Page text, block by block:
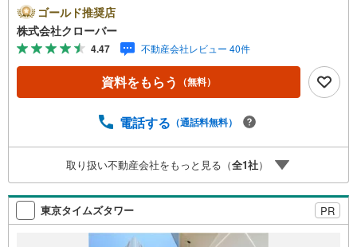
島」駅徒歩2分。山手線・京浜東北線「御徒町」駅徒歩8
分。銀座線「上野広小路」駅徒歩6分と利便性に富んだ立
地。周辺には買い物施設や飲食店があり、生活環境が整っ
ています。1969年12月築SRC造の16階建て。総戸数232戸
のマンション。敷地内に駐車場・駐輪場・バイク置き場
有。お部屋は13階南東向き、新規リノベーション済。■今
い事、何でもご相談下さい。■随時！内覧可能です！■平
定の場所にお車でお迎えに上がります。■不動産購入のご相
談も随時開催中！■ ○住宅ローンのご相談 ○買換えのご
相談 ○ご自宅査定のご相談 ○弊社買取も行っておりま
す！
ゴールド推奨店
株式会社クローバー
4.47 不動産会社レビュー 40件
資料をもらう （無料）
電話する （通話料無料）
取り扱い不動産会社をもっと見る（全1社）
東京タイムズタワー PR